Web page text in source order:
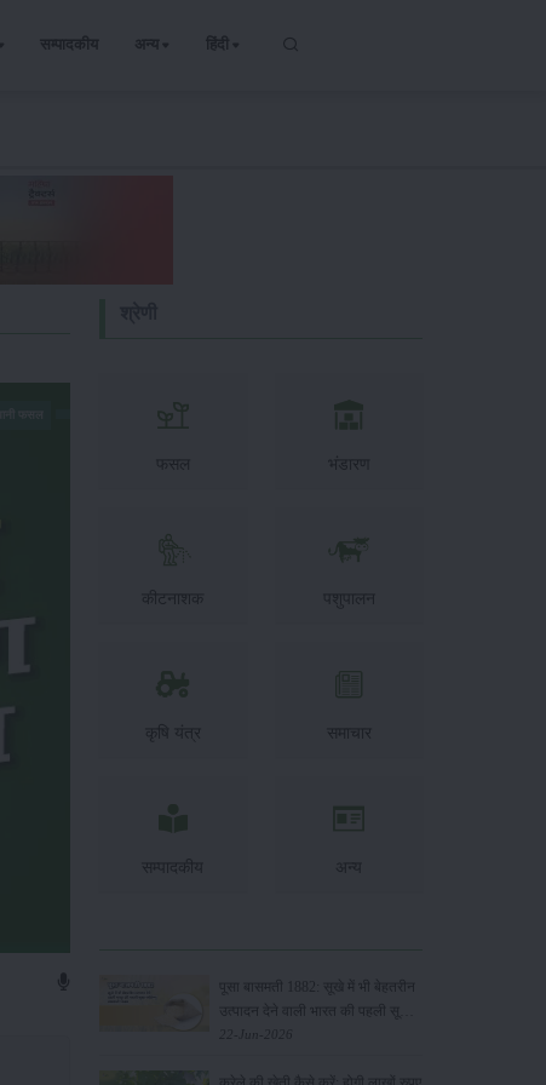
सम्पादकीय अन्य हिंदी
फसल भंडारण
कीटनाशक पशुपालन
कृषि यंत्र समाचार
सम्पादकीय अन्य
पूसा बासमती 1882: सूखे में भी बेहतरीन
उत्पादन देने वाली भारत की पहली सूखा-
सहिष्णु बासमती किस्म
22-Jun-2026